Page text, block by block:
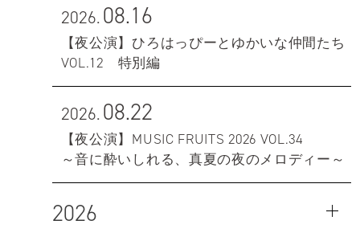
2026.08.16
【夜公演】ひろはっぴーとゆかいな仲間たち
VOL.12 特別編
2026.08.22
【夜公演】MUSIC FRUITS 2026 VOL.34
～音に酔いしれる、真夏の夜のメロディー～
2026